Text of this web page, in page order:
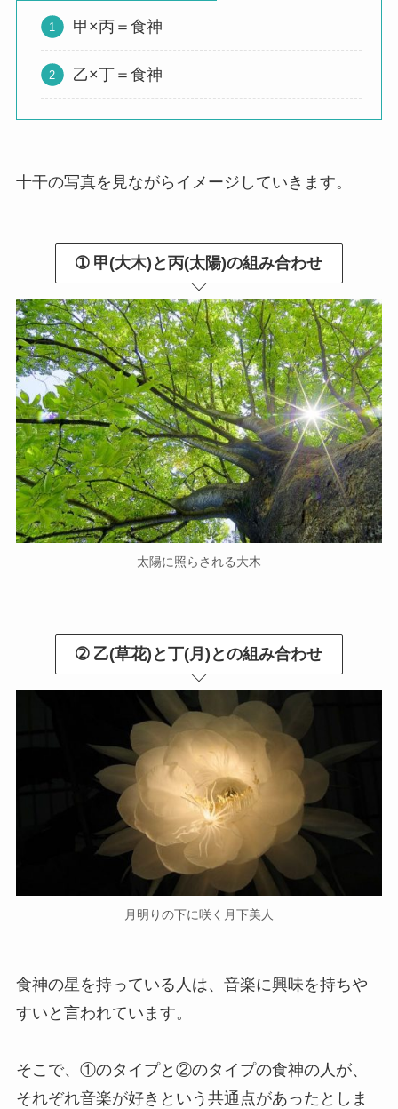
甲×丙＝食神
乙×丁＝食神
十干の写真を見ながらイメージしていきます。
➀ 甲(大木)と丙(太陽)の組み合わせ
太陽に照らされる大木
➁ 乙(草花)と丁(月)との組み合わせ
月明りの下に咲く月下美人
食神の星を持っている人は、音楽に興味を持ちや
すいと言われています。
そこで、①のタイプと②のタイプの食神の人が、
それぞれ音楽が好きという共通点があったとしま